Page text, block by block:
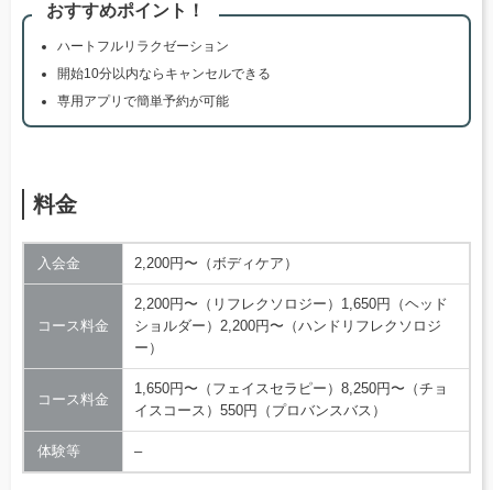
おすすめポイント！
ハートフルリラクゼーション
開始10分以内ならキャンセルできる
専用アプリで簡単予約が可能
料金
入会金 2,200円〜（ボディケア）
コース料金
2,200円〜（リフレクソロジー）1,650円（ヘッド
ショルダー）2,200円〜（ハンドリフレクソロジ
ー）
コース料金
1,650円〜（フェイスセラピー）8,250円〜（チョ
イスコース）550円（プロバンスバス）
体験等 –